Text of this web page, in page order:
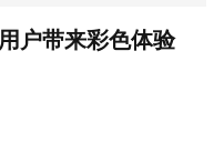
户带来彩色体验